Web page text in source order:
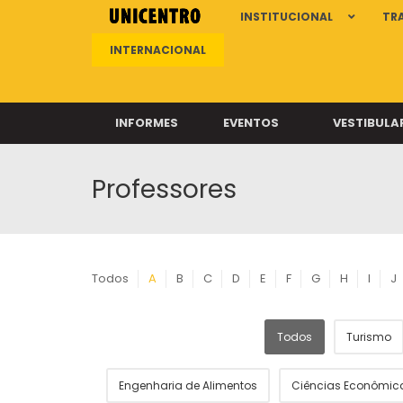
INSTITUCIONAL
INTERNACIONAL
INFORMES EVENTOS
Professores
Todos A B C D E F G H I J
Todos Turismo
Engenharia de Alimentos Ciências